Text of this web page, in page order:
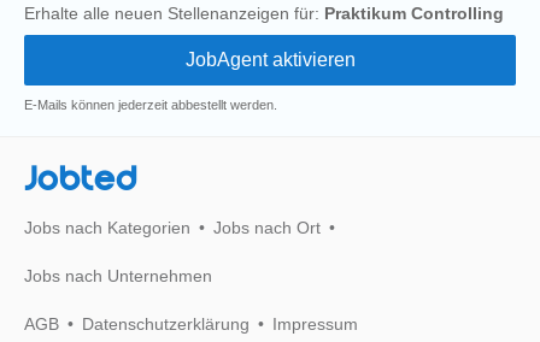
Erhalte alle neuen Stellenanzeigen für: Praktikum Controlling
E-Mails können jederzeit abbestellt werden.
Jobted
Jobs nach Kategorien Jobs nach Ort
Jobs nach Unternehmen
AGB Datenschutzerklärung Impressum